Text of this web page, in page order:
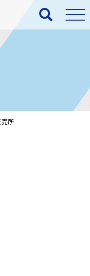
所